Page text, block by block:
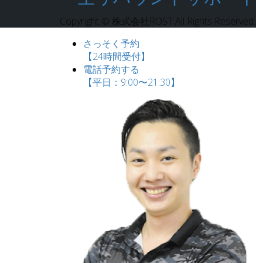
Copyright © 株式会社ROST All Rights Reserved.
さっそく予約
【24時間受付】
電話予約する
【平日：9:00〜21:30】